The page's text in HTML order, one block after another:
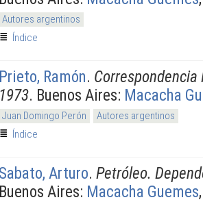
Autores argentinos
Índice
Prieto, Ramón. Correspondencia
1973. Buenos Aires: Macacha
Juan Domingo Perón
Autores argentinos
Índice
Sabato, Arturo. Petróleo.
Buenos Aires: Macacha Guemes